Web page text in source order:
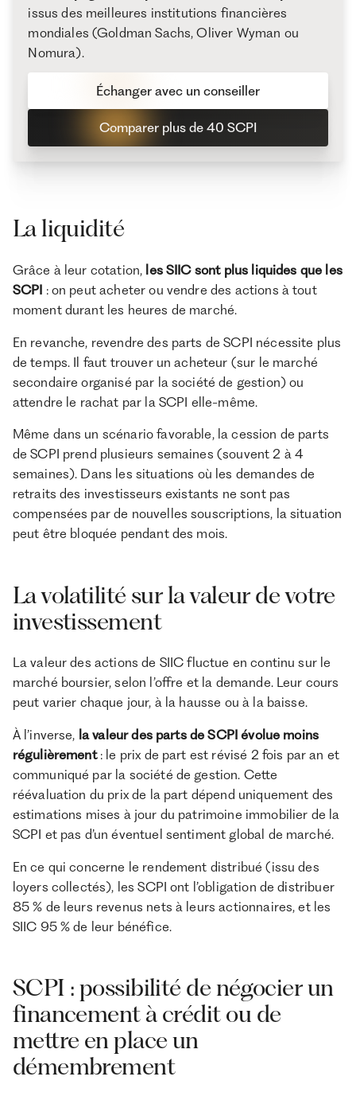
issus des meilleures institutions financières
mondiales (Goldman Sachs, Oliver Wyman ou
Nomura).
Comparer plus de 40 SCPI
Échanger avec un conseiller
La liquidité
Grâce à leur cotation, les SIIC sont plus liquides que les
SCPI : on peut acheter ou vendre des actions à tout
moment durant les heures de marché.
En revanche, revendre des parts de SCPI nécessite plus
de temps. Il faut trouver un acheteur (sur le marché
secondaire organisé par la société de gestion) ou
attendre le rachat par la SCPI elle-même.
Même dans un scénario favorable, la cession de parts
de SCPI prend plusieurs semaines (souvent 2 à 4
semaines). Dans les situations où les demandes de
retraits des investisseurs existants ne sont pas
compensées par de nouvelles souscriptions, la situation
peut être bloquée pendant des mois.
La volatilité sur la valeur de votre
investissement
La valeur des actions de SIIC fluctue en continu sur le
marché boursier, selon l’offre et la demande. Leur cours
peut varier chaque jour, à la hausse ou à la baisse.
À l’inverse, la valeur des parts de SCPI évolue moins
régulièrement: le prix de part est révisé 2 fois par an et
communiqué par la société de gestion. Cette
réévaluation du prix de la part dépend uniquement des
estimations mises à jour du patrimoine immobilier de la
SCPI et pas d’un éventuel sentiment global de marché.
En ce qui concerne le rendement distribué (issu des
loyers collectés), les SCPI ont l’obligation de distribuer
85 % de leurs revenus nets à leurs actionnaires, et les
SIIC 95 % de leur bénéfice.
SCPI : possibilité de négocier un
financement à crédit ou de
mettre en place un
démembrement